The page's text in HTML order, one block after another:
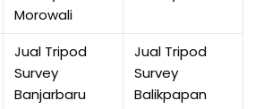
Morowali
Jual Tripod
Survey
Banjarbaru
Jual Tripod
Survey
Balikpapan